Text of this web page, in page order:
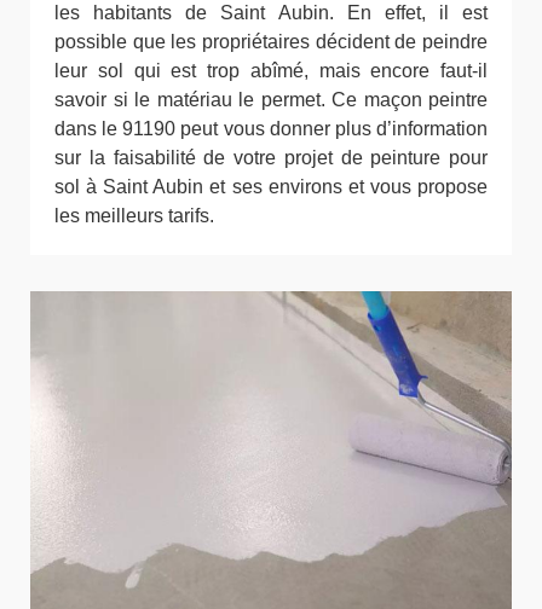
les habitants de Saint Aubin. En effet, il est
possible que les propriétaires décident de peindre
leur sol qui est trop abîmé, mais encore faut-il
savoir si le matériau le permet. Ce maçon peintre
dans le 91190 peut vous donner plus d’information
sur la faisabilité de votre projet de peinture pour
sol à Saint Aubin et ses environs et vous propose
les meilleurs tarifs.